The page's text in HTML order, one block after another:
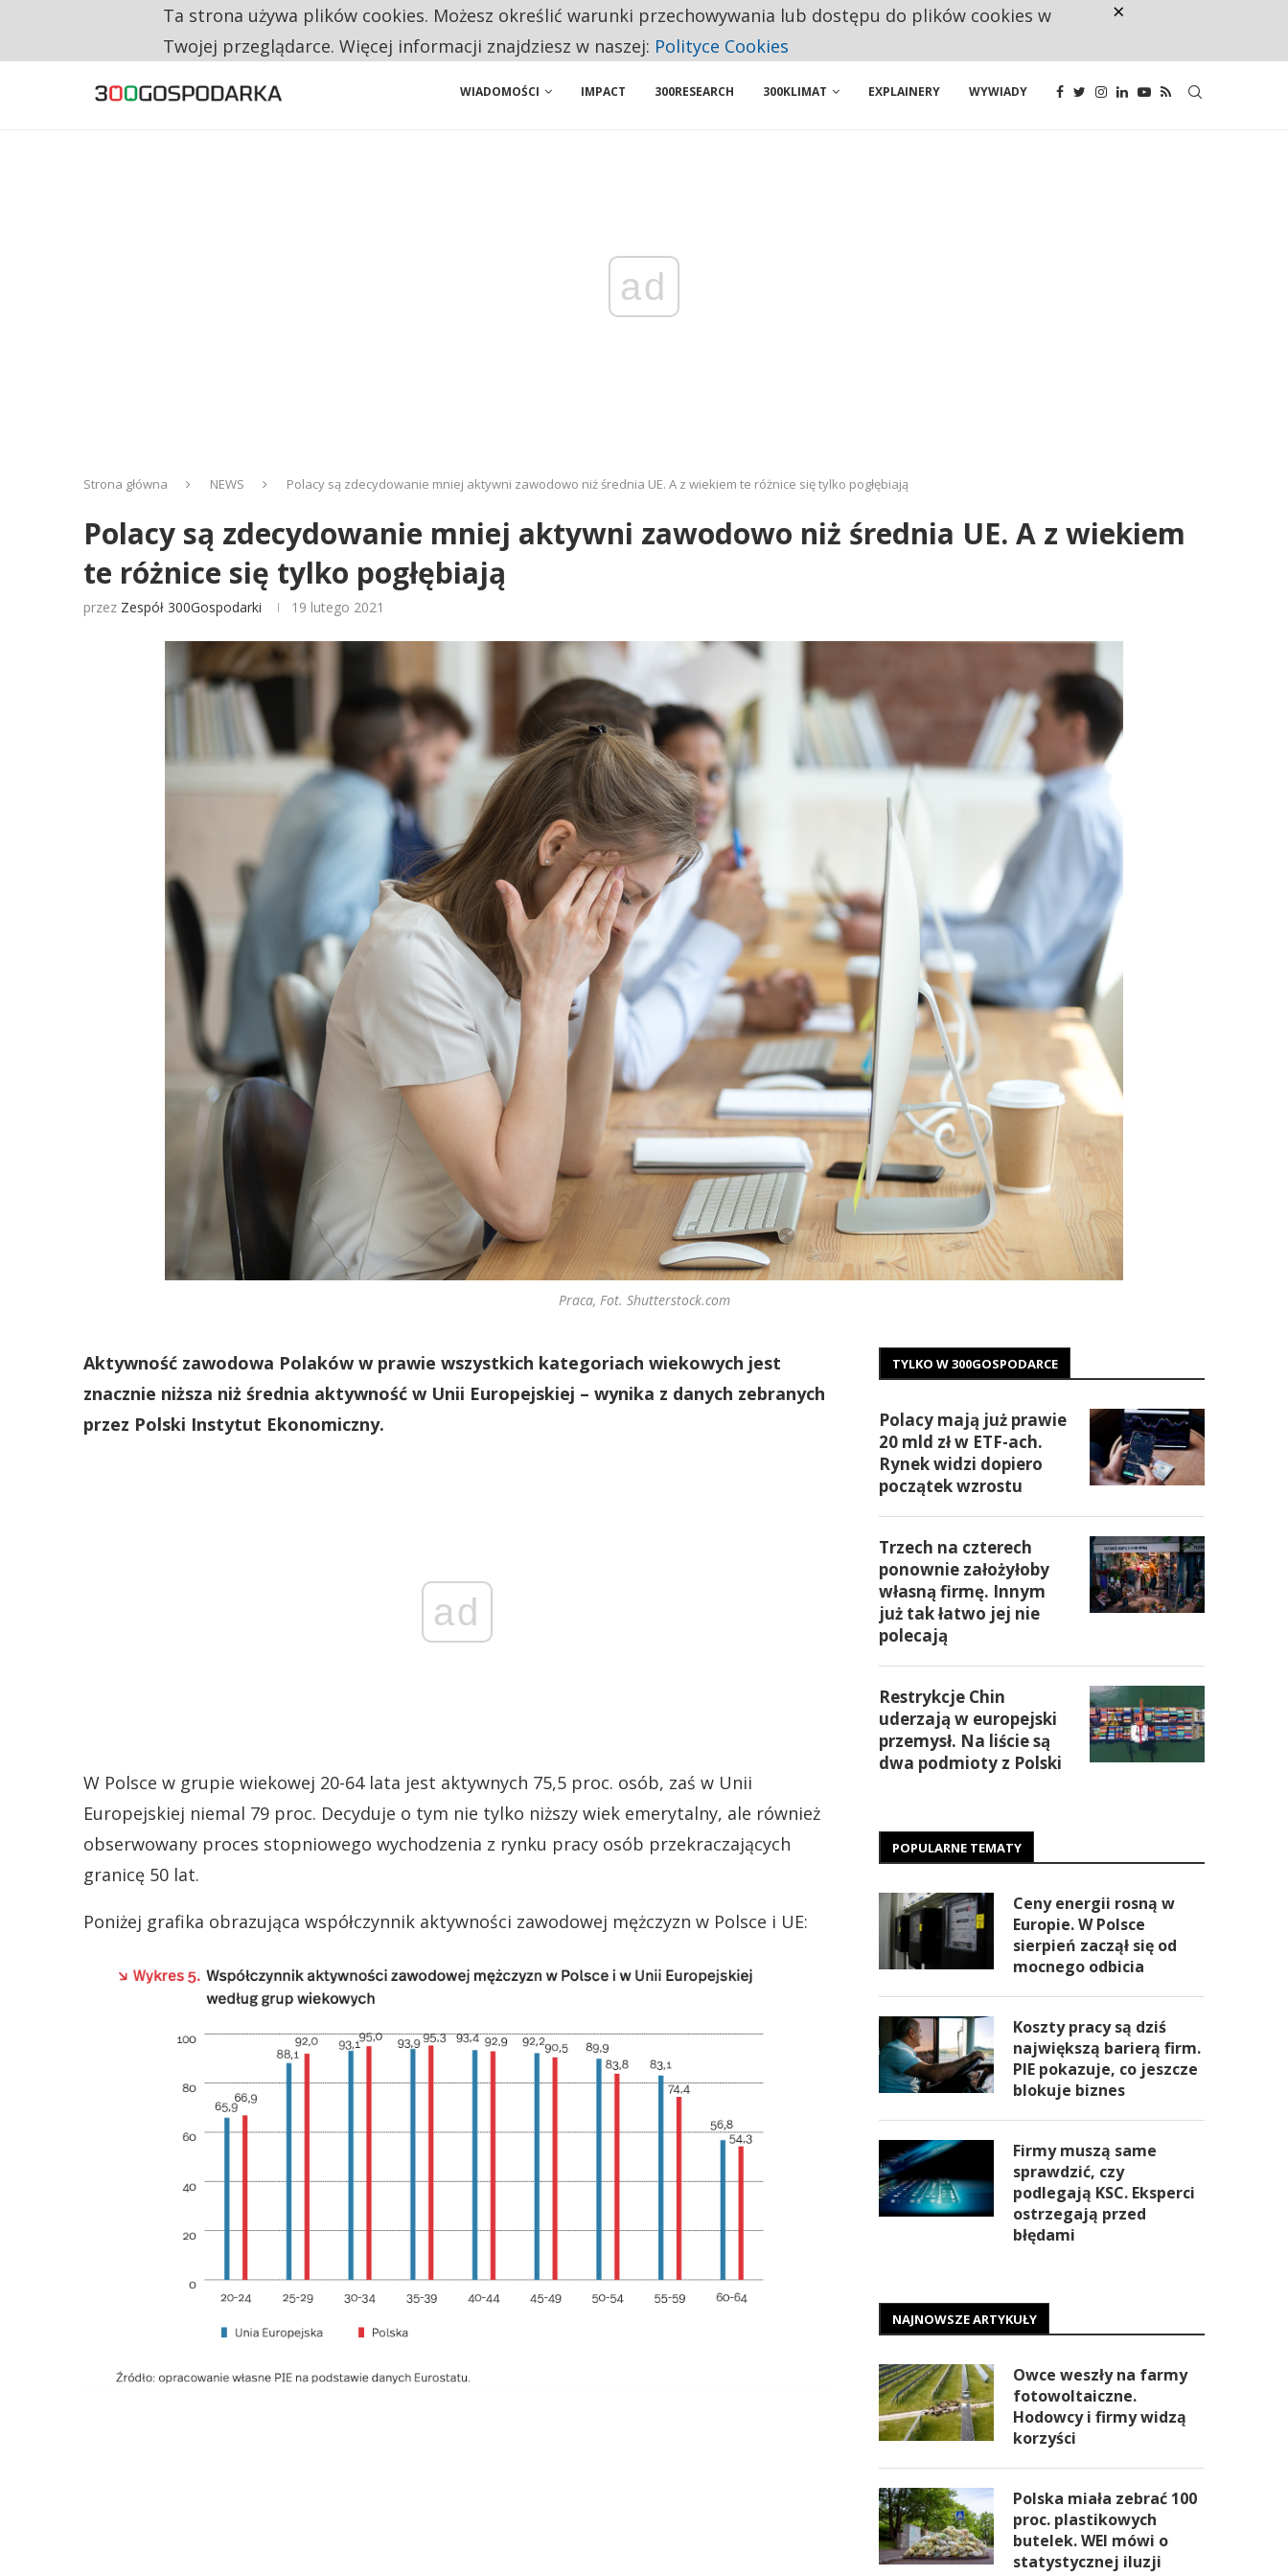
RESTRYKCJE CHIN UDERZAJĄ W EUROPEJSKI PRZEMYSŁ. NA LIŚCIE SĄ DWA PODMIOTY Z POLSKI
WIADOMOŚCI IMPACT 300RESEARCH 300KLIMAT EXPLAINERY WYWIADY
ad
Strona główna NEWS Polacy są zdecydowanie mniej aktywni zawodowo niż średnia UE. A z wiekiem te różnice się tylko pogłębiają
Polacy są zdecydowanie mniej aktywni zawodowo niż średnia UE. A z wiekiem
te różnice się tylko pogłębiają
przez Zespół 300Gospodarki 19 lutego 2021
Praca, Fot. Shutterstock.com
Aktywność zawodowa Polaków w prawie wszystkich kategoriach wiekowych jest
znacznie niższa niż średnia aktywność w Unii Europejskiej – wynika z danych zebranych
przez Polski Instytut Ekonomiczny.
ad
W Polsce w grupie wiekowej 20-64 lata jest aktywnych 75,5 proc. osób, zaś w Unii
Europejskiej niemal 79 proc. Decyduje o tym nie tylko niższy wiek emerytalny, ale również
obserwowany proces stopniowego wychodzenia z rynku pracy osób przekraczających
granicę 50 lat.
Poniżej grafika obrazująca współczynnik aktywności zawodowej mężczyzn w Polsce i UE:
TYLKO W 300GOSPODARCE
Polacy mają już prawie
20 mld zł w ETF-ach.
Rynek widzi dopiero
początek wzrostu
Trzech na czterech
ponownie założyłoby
własną firmę. Innym
już tak łatwo jej nie
polecają
Restrykcje Chin
uderzają w europejski
przemysł. Na liście są
dwa podmioty z Polski
POPULARNE TEMATY
Ceny energii rosną w
Europie. W Polsce
sierpień zaczął się od
mocnego odbicia
Koszty pracy są dziś
największą barierą firm.
PIE pokazuje, co jeszcze
blokuje biznes
Firmy muszą same
sprawdzić, czy
podlegają KSC. Eksperci
ostrzegają przed
błędami
NAJNOWSZE ARTYKUŁY
Owce weszły na farmy
fotowoltaiczne.
Hodowcy i firmy widzą
korzyści
Polska miała zebrać 100
proc. plastikowych
butelek. WEI mówi o
statystycznej iluzji
Ta strona używa plików cookies. Możesz określić warunki przechowywania lub dostępu do plików cookies w
Twojej przeglądarce. Więcej informacji znajdziesz w naszej: Polityce Cookies
×